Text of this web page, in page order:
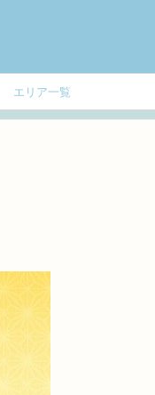
エリア一覧